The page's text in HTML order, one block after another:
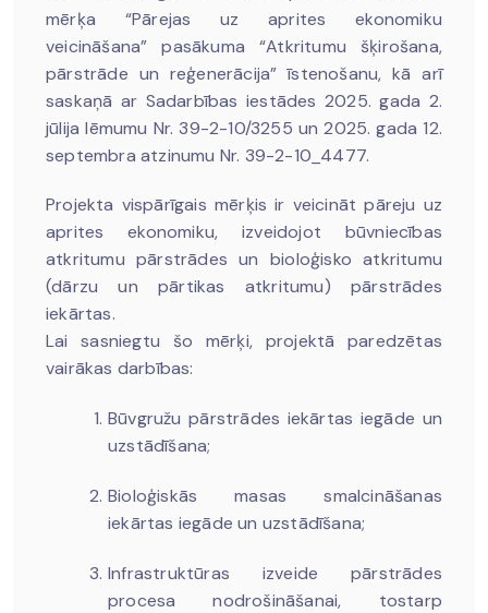
mērķa “Pārejas uz aprites ekonomiku
veicināšana” pasākuma “Atkritumu šķirošana,
pārstrāde un reģenerācija” īstenošanu, kā arī
saskaņā ar Sadarbības iestādes 2025. gada 2.
jūlija lēmumu Nr. 39-2-10/3255 un 2025. gada 12.
septembra atzinumu Nr. 39-2-10_4477.
Projekta vispārīgais mērķis ir veicināt pāreju uz
aprites ekonomiku, izveidojot būvniecības
atkritumu pārstrādes un bioloģisko atkritumu
(dārzu un pārtikas atkritumu) pārstrādes
iekārtas.
Lai sasniegtu šo mērķi, projektā paredzētas
vairākas darbības:
Būvgružu pārstrādes iekārtas iegāde un
uzstādīšana;
Bioloģiskās masas smalcināšanas
iekārtas iegāde un uzstādīšana;
Infrastruktūras izveide pārstrādes
procesa nodrošināšanai, tostarp